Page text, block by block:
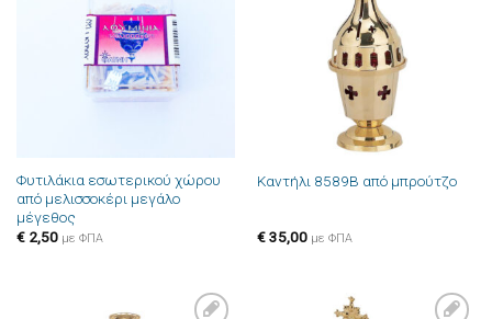
στην λίστα
επιθυμιών
Φυτιλάκια εσωτερικού χώρου
από μελισσοκέρι μεγάλο
μέγεθος
€2,50 με ΦΠΑ
Καντήλι 8589B από μπρούτζο
€35,00 με ΦΠΑ